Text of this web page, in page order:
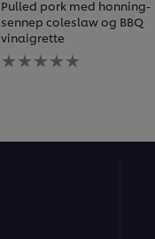
Pulled pork med honning-
sennep coleslaw og BBQ
vinaigrette
Ingen
bedømmelser